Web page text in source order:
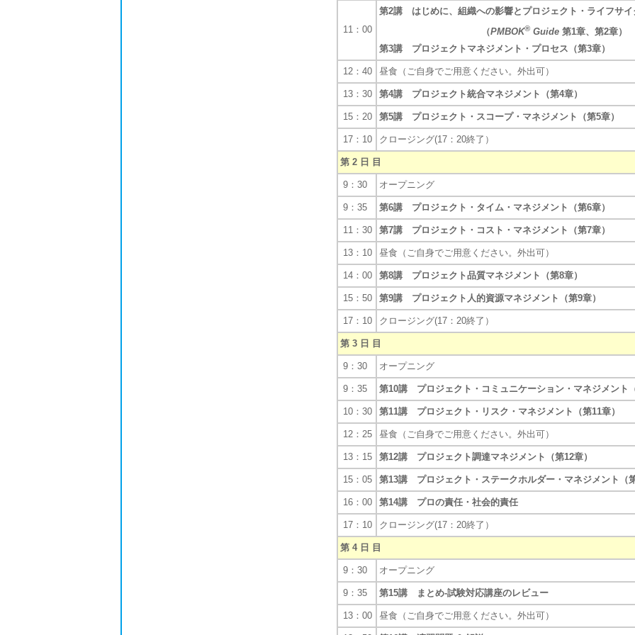
11：00
第2講 はじめに、組織への影響とプロジェクト・ライフサイ
（PMBOK® Guide 第1章、第2章）
第3講 プロジェクトマネジメント・プロセス（第3章）
12：40 昼食（ご自身でご用意ください。外出可）
13：30 第4講 プロジェクト統合マネジメント（第4章）
15：20 第5講 プロジェクト・スコープ・マネジメント（第5章）
17：10 クロージング(17：20終了）
第 2 日 目
9：30 オープニング
9：35 第6講 プロジェクト・タイム・マネジメント（第6章）
11：30 第7講 プロジェクト・コスト・マネジメント（第7章）
13：10 昼食（ご自身でご用意ください。外出可）
14：00 第8講 プロジェクト品質マネジメント（第8章）
15：50 第9講 プロジェクト人的資源マネジメント（第9章）
17：10 クロージング(17：20終了）
第 3 日 目
9：30 オープニング
9：35 第10講 プロジェクト・コミュニケーション・マネジメント
10：30 第11講 プロジェクト・リスク・マネジメント（第11章）
12：25 昼食（ご自身でご用意ください。外出可）
13：15 第12講 プロジェクト調達マネジメント（第12章）
15：05 第13講 プロジェクト・ステークホルダー・マネジメント（
16：00 第14講 プロの責任・社会的責任
17：10 クロージング(17：20終了）
第 4 日 目
9：30 オープニング
9：35 第15講 まとめ-試験対応講座のレビュー
13：00 昼食（ご自身でご用意ください。外出可）